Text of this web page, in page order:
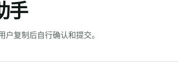
手
户复制后自行确认和提交。